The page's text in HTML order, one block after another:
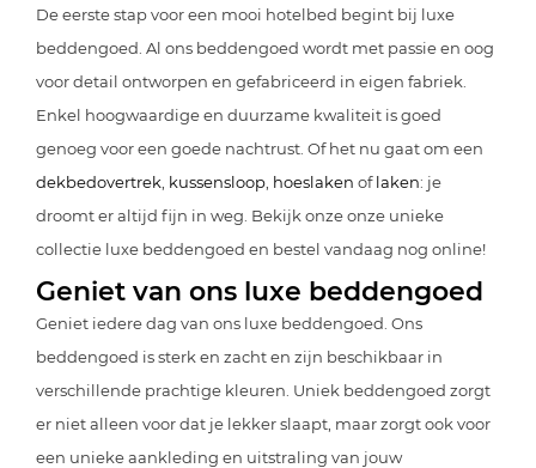
De eerste stap voor een mooi hotelbed begint bij luxe
beddengoed. Al ons beddengoed wordt met passie en oog
voor detail ontworpen en gefabriceerd in eigen fabriek.
Enkel hoogwaardige en duurzame kwaliteit is goed
genoeg voor een goede nachtrust. Of het nu gaat om een
dekbedovertrek kussensloop hoeslaken oflaken: je
droomt er altijd fijn in weg. Bekijk onze onze unieke
collectie luxe beddengoed en bestel vandaag nog online!
Geniet van ons luxe beddengoed
Geniet iedere dag van ons luxe beddengoed. Ons
beddengoed is sterk en zacht en zijn beschikbaar in
verschillende prachtige kleuren. Uniek beddengoed zorgt
er niet alleen voor dat je lekker slaapt, maar zorgt ook voor
een unieke aankleding en uitstraling van jouw